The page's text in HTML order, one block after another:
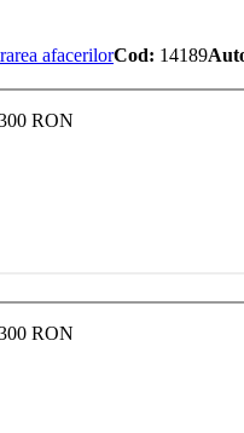
afacerilorCod: 14189